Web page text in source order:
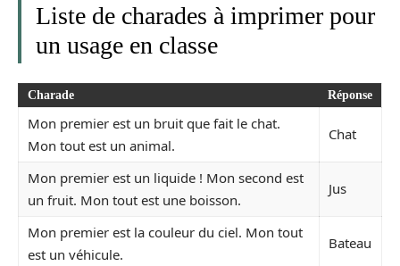
Liste de charades à imprimer pour
un usage en classe
Charade Réponse
Mon premier est un bruit que fait le chat.
Mon tout est un animal.
Chat
Mon premier est un liquide ! Mon second est
un fruit. Mon tout est une boisson.
Jus
Mon premier est la couleur du ciel. Mon tout
est un véhicule.
Bateau